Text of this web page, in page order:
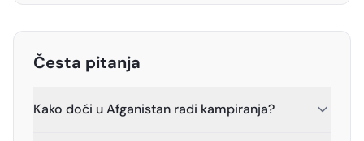
Česta pitanja
Kako doći u Afganistan radi kampiranja?